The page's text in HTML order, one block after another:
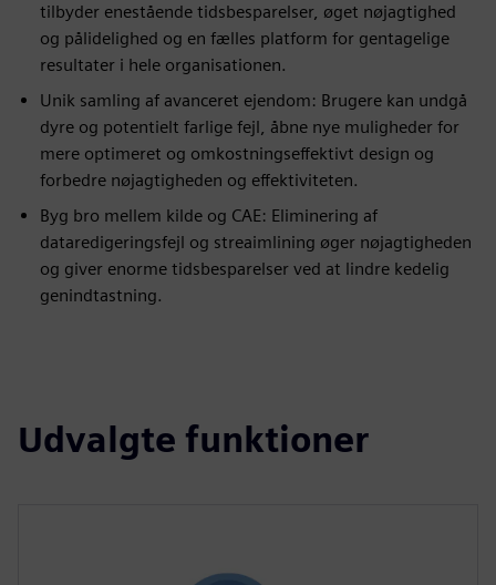
tilbyder enestående tidsbesparelser, øget nøjagtighed
og pålidelighed og en fælles platform for gentagelige
resultater i hele organisationen.
Unik samling af avanceret ejendom: Brugere kan undgå
dyre og potentielt farlige fejl, åbne nye muligheder for
mere optimeret og omkostningseffektivt design og
forbedre nøjagtigheden og effektiviteten.
Byg bro mellem kilde og CAE: Eliminering af
dataredigeringsfejl og streaimlining øger nøjagtigheden
og giver enorme tidsbesparelser ved at lindre kedelig
genindtastning.
Udvalgte funktioner